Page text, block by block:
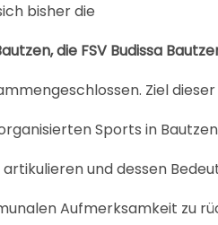
bisher die
die FSV Budissa
Ziel dieser
Sports in Bautzen
und dessen
Aufmerksamkeit zu